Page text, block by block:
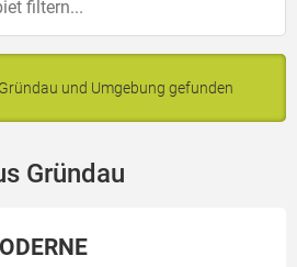
und Umgebung gefunden
Gründau